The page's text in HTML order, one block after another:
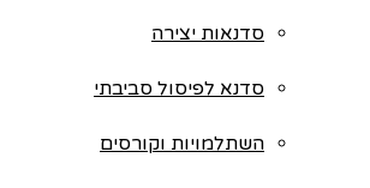
סדנאות יצירה
סדנא לפיסול סביבתי
השתלמויות וקורסים